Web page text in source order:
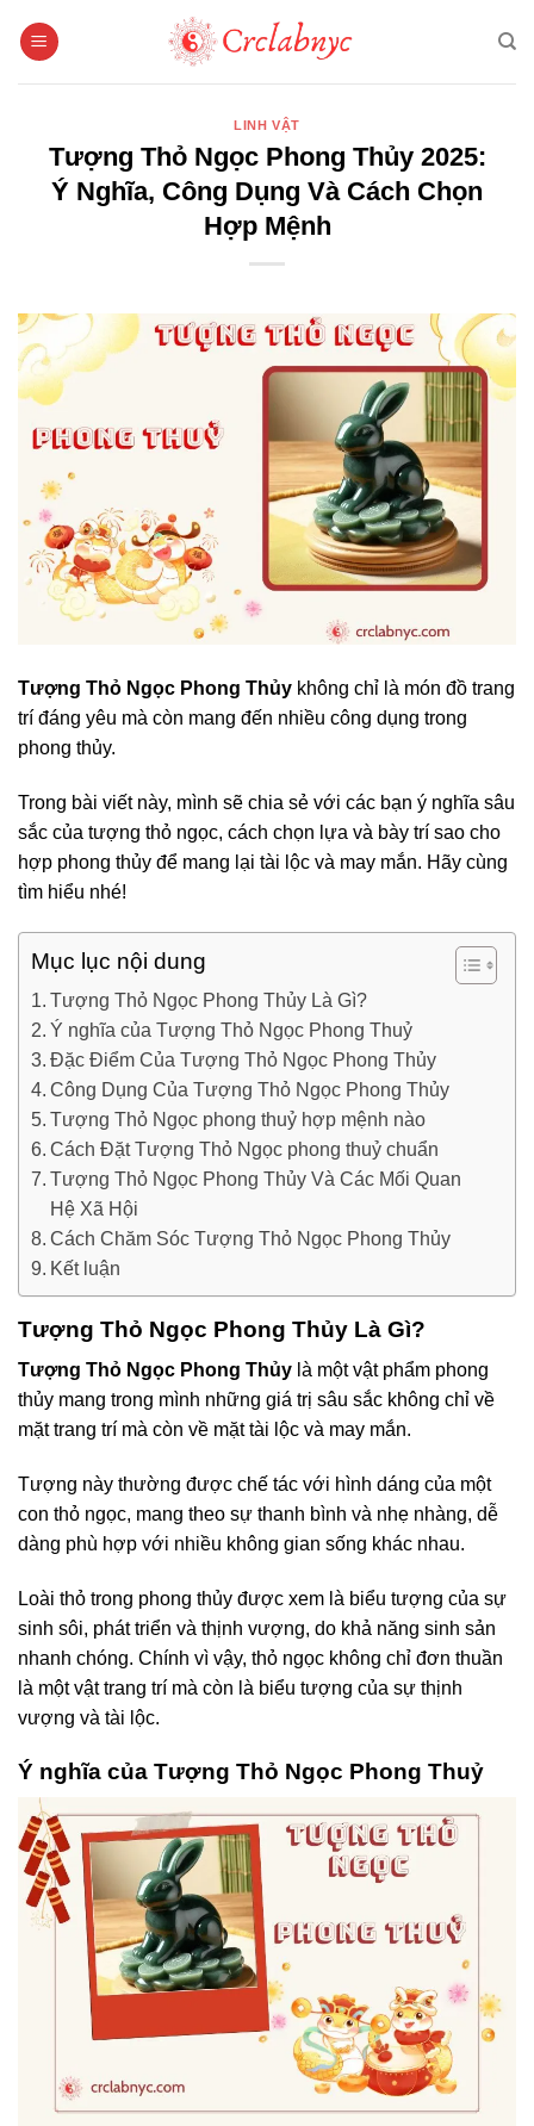
qua
LINH VẬT
Tượng Thỏ Ngọc Phong Thủy 2025:
Ý Nghĩa, Công Dụng Và Cách Chọn
Hợp Mệnh
Tượng Thỏ Ngọc Phong Thủy không chỉ là món đồ trang
trí đáng yêu mà còn mang đến nhiều công dụng trong
phong thủy.
Trong bài viết này, mình sẽ chia sẻ với các bạn ý nghĩa sâu
sắc của tượng thỏ ngọc, cách chọn lựa và bày trí sao cho
hợp phong thủy để mang lại tài lộc và may mắn. Hãy cùng
tìm hiểu nhé!
Mục lục nội dung
Tượng Thỏ Ngọc Phong Thủy Là Gì?
Ý nghĩa của Tượng Thỏ Ngọc Phong Thuỷ
Đặc Điểm Của Tượng Thỏ Ngọc Phong Thủy
Công Dụng Của Tượng Thỏ Ngọc Phong Thủy
Tượng Thỏ Ngọc phong thuỷ hợp mệnh nào
Cách Đặt Tượng Thỏ Ngọc phong thuỷ chuẩn
Tượng Thỏ Ngọc Phong Thủy Và Các Mối Quan
Hệ Xã Hội
Cách Chăm Sóc Tượng Thỏ Ngọc Phong Thủy
Kết luận
Tượng Thỏ Ngọc Phong Thủy Là Gì?
Tượng Thỏ Ngọc Phong Thủy là một vật phẩm phong
thủy mang trong mình những giá trị sâu sắc không chỉ về
mặt trang trí mà còn về mặt tài lộc và may mắn.
Tượng này thường được chế tác với hình dáng của một
con thỏ ngọc, mang theo sự thanh bình và nhẹ nhàng, dễ
dàng phù hợp với nhiều không gian sống khác nhau.
Loài thỏ trong phong thủy được xem là biểu tượng của sự
sinh sôi, phát triển và thịnh vượng, do khả năng sinh sản
nhanh chóng. Chính vì vậy, thỏ ngọc không chỉ đơn thuần
là một vật trang trí mà còn là biểu tượng của sự thịnh
vượng và tài lộc.
Ý nghĩa của Tượng Thỏ Ngọc Phong Thuỷ